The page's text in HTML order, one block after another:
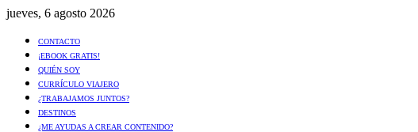
jueves, 6 agosto 2026
CONTACTO
¡EBOOK GRATIS!
QUIÉN SOY
CURRÍCULO VIAJERO
¿TRABAJAMOS JUNTOS?
DESTINOS
¿ME AYUDAS A CREAR CONTENIDO?